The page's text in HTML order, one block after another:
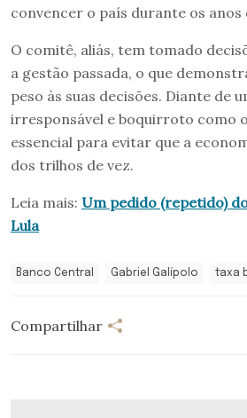
convencer o país durante os anos
O comitê, aliás, tem tomado
a gestão passada, o que
peso às suas decisões. Diante de
irresponsável e boquirroto como
essencial para evitar que a
dos trilhos de vez.
Leia mais: Um pedido (repetido)
Lula
Banco Central Gabriel Galípolo taxa
Compartilhar